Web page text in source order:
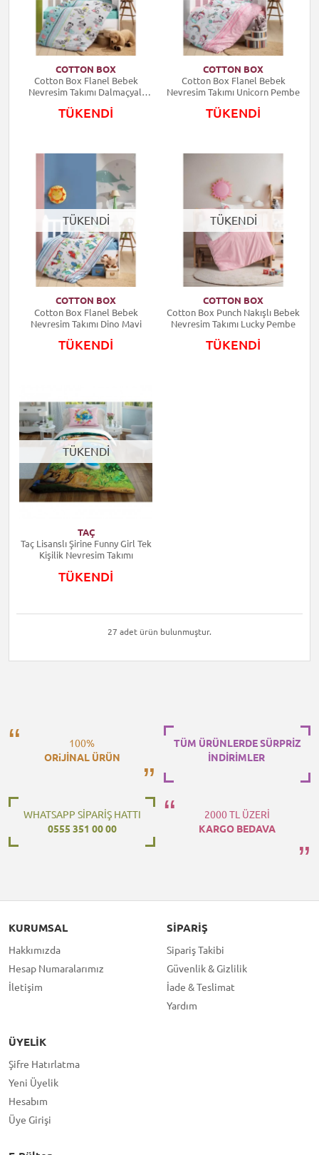
COTTON BOX
Cotton Box Flanel Bebek
Nevresim Takımı Dalmaçyalı
TÜKENDİ
COTTON BOX
Cotton Box Flanel Bebek
Nevresim Takımı Unicorn Pembe
TÜKENDİ
TÜKENDİ
COTTON BOX
Cotton Box Flanel Bebek
Nevresim Takımı Dino Mavi
TÜKENDİ
TÜKENDİ
COTTON BOX
Cotton Box Punch Nakışlı Bebek
Nevresim Takımı Lucky Pembe
TÜKENDİ
TÜKENDİ
TAÇ
Taç Lisanslı Şirine Funny Girl Tek
Kişilik Nevresim Takımı
TÜKENDİ
27 adet ürün bulunmuştur.
100%
ORiJİNAL ÜRÜN
TÜM ÜRÜNLERDE SÜRPRİZ
İNDİRİMLER
WHATSAPP SİPARİŞ HATTI
0555 351 00 00
2000 TL ÜZERİ
KARGO BEDAVA
KURUMSAL
Hakkımızda
Hesap Numaralarımız
İletişim
SIPARIŞ
Sipariş Takibi
Güvenlik & Gizlilik
İade & Teslimat
Yardım
ÜYELIK
Şifre Hatırlatma
Yeni Üyelik
Hesabım
Üye Girişi